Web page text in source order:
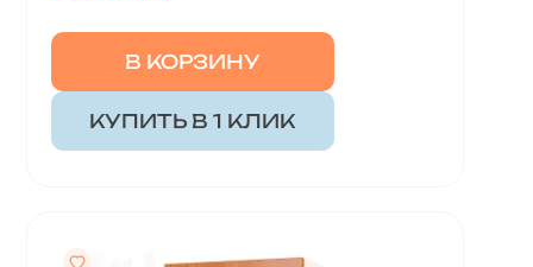
В КОРЗИНУ
КУПИТЬ В 1 КЛИК